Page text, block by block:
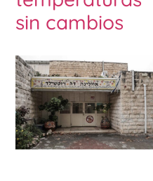
sin cambios